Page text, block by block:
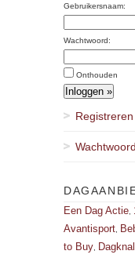
Gebruikersnaam:
Wachtwoord:
Onthouden
Registreren
Een Dag Actie
Avantisport
to Buy